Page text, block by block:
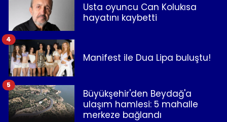
Usta oyuncu Can Kolukısa
hayatını kaybetti
Manifest ile Dua Lipa buluştu!
4
Büyükşehir'den Beydağ'a
ulaşım hamlesi: 5 mahalle
merkeze bağlandı
5